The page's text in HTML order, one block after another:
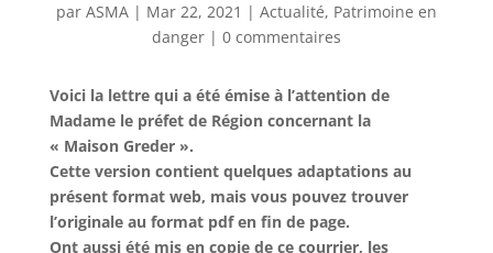
par ASMA| Mar 22, 2021 | Actualité, Patrimoine en
danger| 0 commentaires
Voici la lettre qui a été émise à l’attention de
Madame le préfet de Région concernant la
« Maison Greder ».
Cette version contient quelques adaptations au
présent format web, mais vous pouvez trouver
l’originale au format pdf en fin de page.
Ont aussi été mis en copie de ce courrier, les